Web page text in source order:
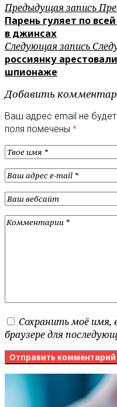
Предыдущая запись
Парень гуляет по
в джинсах
Следующая запись
россиянку
шпионаже
Добавить
Ваш адрес email не будет
поля помечены *
Сохранить моё имя,
браузере для